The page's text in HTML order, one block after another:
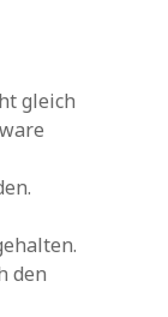
gleich
den